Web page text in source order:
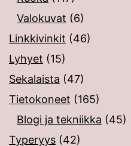
Valokuvat (6)
Linkkivinkit (46)
Lyhyet (15)
Sekalaista (47)
Tietokoneet (165)
Blogi ja tekniikka (45)
Typeryys (42)